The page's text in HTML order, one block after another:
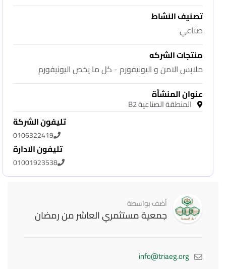
تصنيف النشاط
صناعي
منتجات الشركه
ملابس الامن و اليونيفورم - كل ما يخص اليونيفورم
عنوان المنشأة
المنطقة الصناعية B2
تليفون الشركة
0106322419
تليفون الادارة
01001923538
أضف بواسطة
جمعية مستثمري العاشر من رمضان
info@triaeg.org